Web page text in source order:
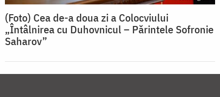
(Foto) Cea de-a doua zi a Colocviului
„Întâlnirea cu Duhovnicul – Părintele Sofronie
Saharov”